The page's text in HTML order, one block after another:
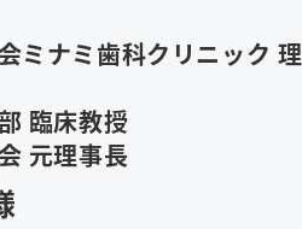
ミナミ歯科クリニック 理
臨床教授
元理事長